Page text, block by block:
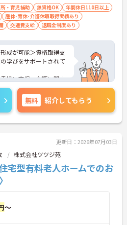
ています
季休暇あり
から付与あり
手当あり
働き方が可能です！
応援！
りサポート♪
が見える
も考慮
方にも安心です◎
・育児補助 無資格OK
年間休日110日以上
産休･育休･介護休暇取得実績あり
交通費支給 退職金制度あり
成が可能＞資格取得支
学びをサポートされて
視＞育児・介護に関す
など、長く安心して働
。
用者さまに深く寄り添
、職員の専門性を高め
れています。
軽にご相談ください！
無料 紹介してもらう
更新日：2026年07月03日
株式会社ツツジ苑
宅型有料老人ホームでのお
～